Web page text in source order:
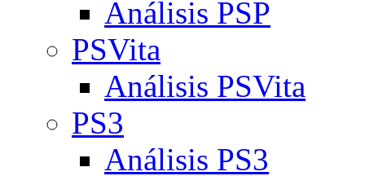
Análisis PSP
PSVita
Análisis PSVita
PS3
Análisis PS3